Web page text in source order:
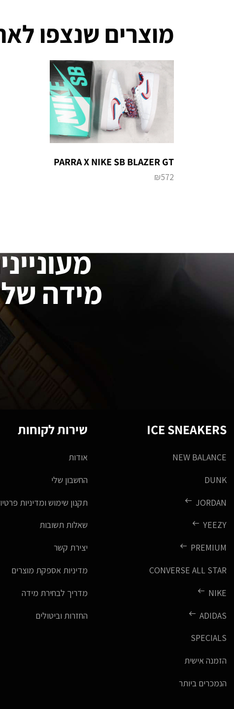
מוצרים שנצפו
PARRA X NIKE SB BLAZER GT
₪572
מידה
ICE SNEAKERS
NEW BALANCE
DUNK
JORDAN
YEEZY
PREMIUM
CONVERSE ALL STAR
NIKE
ADIDAS
SPECIALS
הזמנה אישית
הנמכרים ביותר
שירות לקוחות
אודות
החשבון שלי
תקנון שימוש ומדיניות
שאלות תשובות
יצירת קשר
מדיניות אספקת מוצרים
מדריך לבחירת מידה
החזרות וביטולים